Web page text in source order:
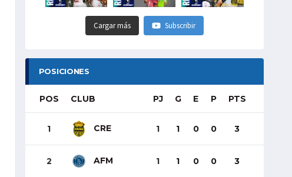
Cargar más Subscribir
POSICIONES
POS CLUB PJ G E P PTS
1 CRE 1 1 0 0 3
2 AFM 1 1 0 0 3